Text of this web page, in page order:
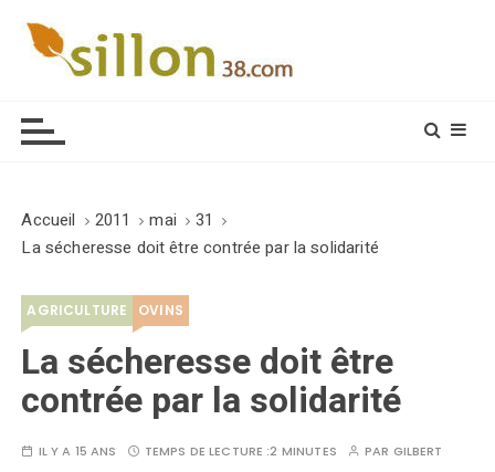
Accueil 2011 mai
31
La sécheresse doit être contrée par la solidarité
AGRICULTURE OVINS
La sécheresse doit être
contrée par la solidarité
IL Y A 15 ANS TEMPS DE LECTURE :2 MINUTES PAR GILBERT